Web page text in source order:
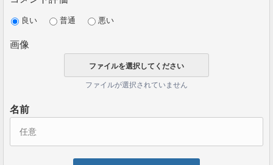
良い 普通 悪い
画像
ファイルが選択されていません
名前